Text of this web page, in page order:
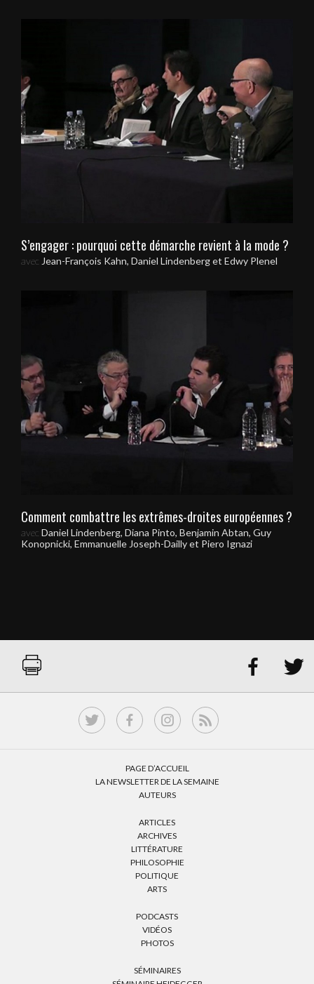
S’engager : pourquoi cette démarche revient à la mode ?
avec Jean-François Kahn, Daniel Lindenberg et Edwy Plenel
Comment combattre les extrêmes-droites européennes ?
avec Daniel Lindenberg, Diana Pinto, Benjamin Abtan, Guy
Konopnicki, Emmanuelle Joseph-Dailly et Piero Ignazi
 
PAGE D’ACCUEIL
LA NEWSLETTER DE LA SEMAINE
AUTEURS
ARTICLES
ARCHIVES
LITTÉRATURE
PHILOSOPHIE
POLITIQUE
ARTS
PODCASTS
VIDÉOS
PHOTOS
SÉMINAIRES